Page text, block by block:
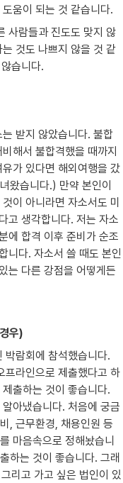
움이 되는 것 같습니다.
것도 나쁘지 않을 것 같
습니다.
해서 불합격했을 때까지
가 있다면 해외여행을 갔
왔습니다.) 만약 본인이
이 아니라면 자소서도 미
고 생각합니다. 저는 자소
에 합격 이후 준비가 순조
니다. 자소서 쓸 때도 본인
는 다른 강점을 어떻게든
우)
프라인으로 제출했다고 하
출하는 것이 좋습니다.
아냈습니다. 처음에 궁금
, 근무환경, 채용인원 등
마음속으로 정해놨습니
하는 것이 좋습니다. 그래
리고 가고 싶은 법인이 있